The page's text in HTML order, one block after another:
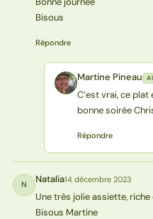
Bisous
Répondre
MP Martine Pineau
C’est vrai, ce
bonne soirée
Répondre
N Natalia14 décembre 2023
Une très jolie assiette, riche
Bisous Martine